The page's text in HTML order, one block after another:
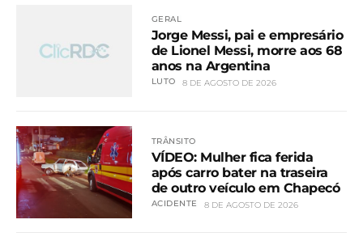
GERAL
Jorge Messi, pai e empresário
de Lionel Messi, morre aos 68
anos na Argentina
LUTO 8 DE AGOSTO DE 2026
TRÂNSITO
VÍDEO: Mulher fica ferida
após carro bater na traseira
de outro veículo em Chapecó
ACIDENTE 8 DE AGOSTO DE 2026